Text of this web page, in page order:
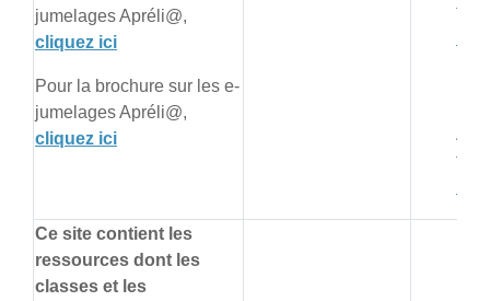
jumelages Apréli@,
cliquez ici
Pour la brochure sur les e-
jumelages Apréli@,
cliquez ici
Ce site contient les
ressources dont les
classes et les